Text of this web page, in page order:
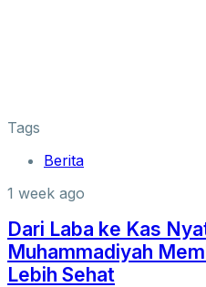
Tags
Berita
1 week ago
Dari Laba ke Kas
Muhammadiyah
Lebih Sehat